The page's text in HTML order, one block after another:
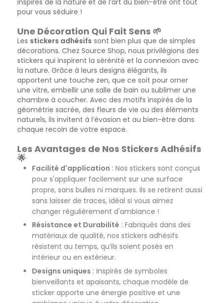
pour vous séduire !
Une Décoration Qui Fait Sens 🌱
Les stickers adhésifs sont bien plus que de simples
décorations. Chez Source Shop, nous privilégions des
stickers qui inspirent la sérénité et la connexion avec
la nature. Grâce à leurs designs élégants, ils
apportent une touche zen, que ce soit pour orner
une vitre, embellir une salle de bain ou sublimer une
chambre à coucher. Avec des motifs inspirés de la
géométrie sacrée, des fleurs de vie ou des éléments
naturels, ils invitent à l’évasion et au bien-être dans
chaque recoin de votre espace.
Les Avantages de Nos Stickers Adhésifs
🌟
Facilité d'application : Nos stickers sont conçus
pour s'appliquer facilement sur une surface
propre, sans bulles ni marques. Ils se retirent aussi
sans laisser de traces, idéal si vous aimez
changer régulièrement d'ambiance !
Résistance et Durabilité : Fabriqués dans des
matériaux de qualité, nos stickers adhésifs
résistent au temps, qu’ils soient posés en
intérieur ou en extérieur.
Designs uniques : Inspirés de symboles
bienveillants et apaisants, chaque modèle de
sticker apporte une énergie positive et une